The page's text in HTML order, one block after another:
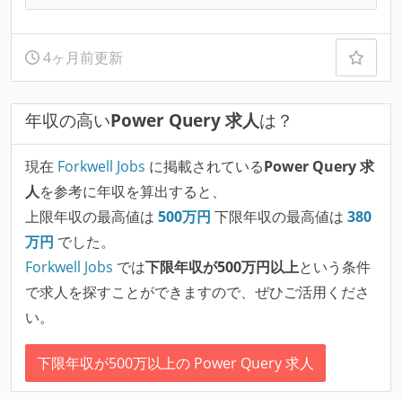
4ヶ月前更新
年収の高いPower Query 求人は？
現在 Forkwell Jobs に掲載されているPower Query 求
人を参考に年収を算出すると、
上限年収の最高値は 500万円 下限年収の最高値は 380
万円 でした。
Forkwell Jobs では下限年収が500万円以上という条件
で求人を探すことができますので、ぜひご活用くださ
い。
下限年収が500万以上の Power Query 求人